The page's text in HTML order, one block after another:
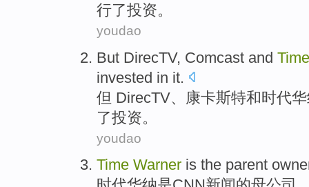
行了投资。
youdao
But DirecTV, Comcast and
invested in it.
但 DirecTV、康卡斯特和时代
了投资。
youdao
Time Warner is the parent